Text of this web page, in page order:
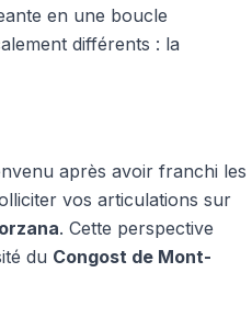
en une boucle
différents : la
après avoir franchi les
vos articulations sur
. Cette perspective
du Congost de Mont-